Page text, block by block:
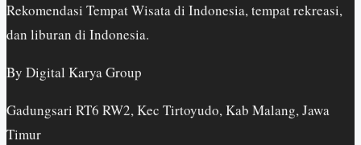
Rekomendasi Tempat Wisata di Indonesia, tempat rekreasi,
dan liburan di Indonesia.
By Digital Karya Group
Gadungsari RT6 RW2, Kec Tirtoyudo, Kab Malang, Jawa
Timur